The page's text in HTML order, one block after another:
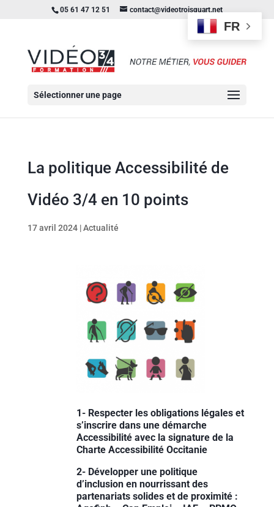
05 61 47 12 51 contact@videotroisquart.net
Sélectionner une page
La politique Accessibilité de
Vidéo 3/4 en 10 points
17 avril 2024|Actualité
1- Respecter les obligations légales et
s’inscrire dans une démarche
Accessibilité avec la signature de la
Charte Accessibilité Occitanie
2- Développer une politique
d’inclusion en nourrissant des
partenariats solides et de proximité :
FR